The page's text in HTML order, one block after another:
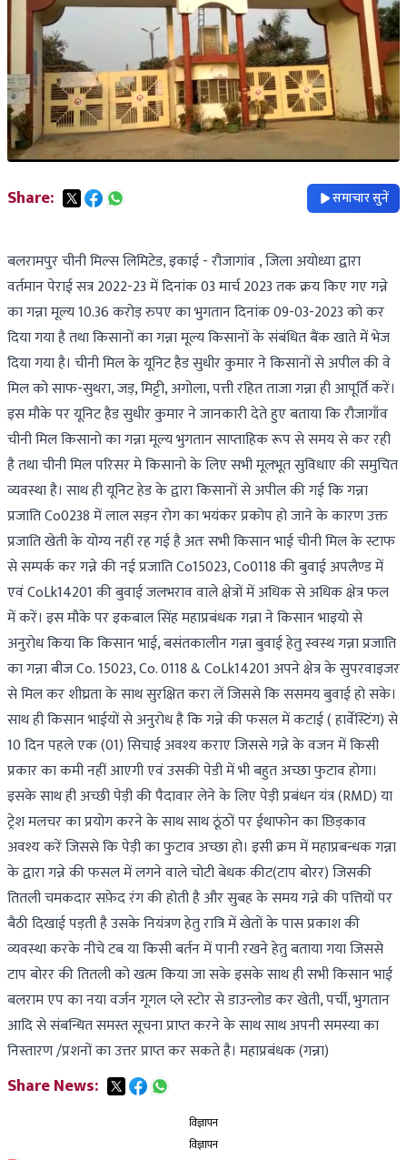
Share: समाचार सुनें
बलरामपुर चीनी मिल्स लिमिटेड, इकाई - रौजागांव , जिला अयोध्या द्वारा
वर्तमान पेराई सत्र 2022-23 में दिनांक 03 मार्च 2023 तक क्रय किए गए गन्ने
का गन्ना मूल्य 10.36 करोड़ रुपए का भुगतान दिनांक 09-03-2023 को कर
दिया गया है तथा किसानों का गन्ना मूल्य किसानों के संबंधित बैंक खाते में भेज
दिया गया है। चीनी मिल के यूनिट हैड सुधीर कुमार ने किसानों से अपील की वे
मिल को साफ-सुथरा, जड़, मिट्टी, अगोला, पत्ती रहित ताजा गन्ना ही आपूर्ति करें।
इस मौके पर यूनिट हैड सुधीर कुमार ने जानकारी देते हुए बताया कि रौजागाँव
चीनी मिल किसानो का गन्ना मूल्य भुगतान साप्ताहिक रूप से समय से कर रही
है तथा चीनी मिल परिसर मे किसानो के लिए सभी मूलभूत सुविधाए की समुचित
व्यवस्था है। साथ ही यूनिट हेड के द्वारा किसानों से अपील की गई कि गन्ना
प्रजाति Co0238 में लाल सड़न रोग का भयंकर प्रकोप हो जाने के कारण उक्त
प्रजाति खेती के योग्य नहीं रह गई है अतः सभी किसान भाई चीनी मिल के स्टाफ
से सम्पर्क कर गन्ने की नई प्रजाति Co15023, Co0118 की बुवाई अपलैण्ड में
एवं CoLk14201 की बुवाई जलभराव वाले क्षेत्रों में अधिक से अधिक क्षेत्र फल
में करें। इस मौके पर इकबाल सिंह महाप्रबंधक गन्ना ने किसान भाइयो से
अनुरोध किया कि किसान भाई, बसंतकालीन गन्ना बुवाई हेतु स्वस्थ गन्ना प्रजाति
का गन्ना बीज Co. 15023, Co. 0118 & CoLk14201 अपने क्षेत्र के सुपरवाइजर
से मिल कर शीघ्रता के साथ सुरक्षित करा लें जिससे कि ससमय बुवाई हो सके।
साथ ही किसान भाईयों से अनुरोध है कि गन्ने की फसल में कटाई ( हार्वेस्टिंग) से
10 दिन पहले एक (01) सिचाई अवश्य कराए जिससे गन्ने के वजन में किसी
प्रकार का कमी नहीं आएगी एवं उसकी पेडी में भी बहुत अच्छा फुटाव होगा।
इसके साथ ही अच्छी पेड़ी की पैदावार लेने के लिए पेड़ी प्रबंधन यंत्र (RMD) या
ट्रेश मलचर का प्रयोग करने के साथ साथ ठूंठों पर ईथाफोन का छिड़काव
अवश्य करें जिससे कि पेड़ी का फुटाव अच्छा हो। इसी क्रम में महाप्रबन्धक गन्ना
के द्वारा गन्ने की फसल में लगने वाले चोटी बेधक कीट(टाप बोरर) जिसकी
तितली चमकदार सफ़ेद रंग की होती है और सुबह के समय गन्ने की पत्तियों पर
बैठी दिखाई पड़ती है उसके नियंत्रण हेतु रात्रि में खेतों के पास प्रकाश की
व्यवस्था करके नीचे टब या किसी बर्तन में पानी रखने हेतु बताया गया जिससे
टाप बोरर की तितली को खत्म किया जा सके इसके साथ ही सभी किसान भाई
बलराम एप का नया वर्जन गूगल प्ले स्टोर से डाउन्लोड कर खेती, पर्ची, भुगतान
आदि से संबन्धित समस्त सूचना प्राप्त करने के साथ साथ अपनी समस्या का
निस्तारण /प्रशनों का उत्तर प्राप्त कर सकते है। महाप्रबंधक (गन्ना)
Share News:
विज्ञापन
विज्ञापन